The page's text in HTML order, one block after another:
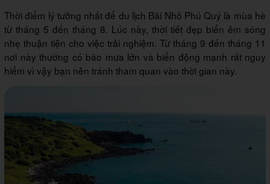
Thời điểm lý tưởng nhất để du lịch Bãi Nhỏ Phú Quý là mùa hè
từ tháng 5 đến tháng 8. Lúc này, thời tiết đẹp biển êm sóng
nhẹ thuận tiện cho việc trải nghiệm. Từ tháng 9 đến tháng 11
nơi này thường có bão mưa lớn và biển động mạnh rất nguy
hiểm vì vậy bạn nên tránh tham quan vào thời gian này.